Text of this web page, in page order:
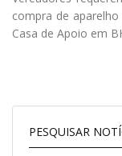
compra de
Casa de Apoio em
PESQUISAR